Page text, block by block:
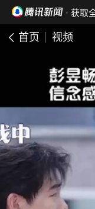
· 获取
首页 视频